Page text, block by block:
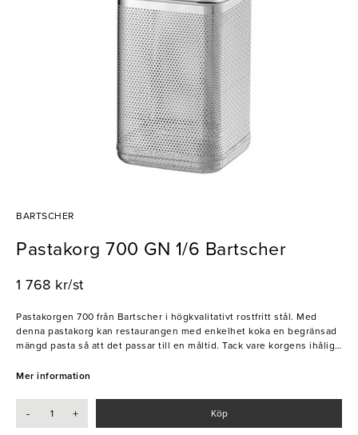
BARTSCHER
Pastakorg 700 GN 1/6 Bartscher
1 768 kr/st
Pastakorgen 700 från Bartscher i högkvalitativt rostfritt stål. Med
denna pastakorg kan restaurangen med enkelhet koka en begränsad
mängd pasta så att det passar till en måltid. Tack vare korgens ihåliga
att serveras direkt. Ett praktiskt och användbart val för
- Rostfritt stål
Mer information
- + Köp